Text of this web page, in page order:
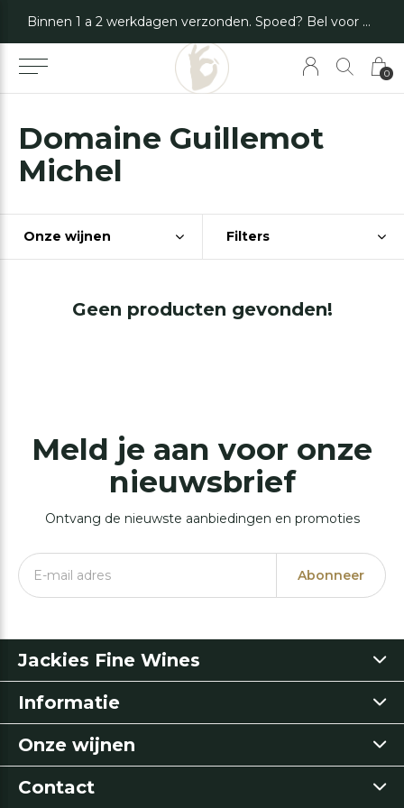
0
Binnen 1 a 2 werkdagen verzonden. Spoed? Bel voor de mogelijkheden.
Domaine Guillemot
Michel
Onze wijnen Filters
Geen producten gevonden!
Meld je aan voor onze
nieuwsbrief
Ontvang de nieuwste aanbiedingen en promoties
Abonneer
Jackies Fine Wines
Informatie
Onze wijnen
Contact